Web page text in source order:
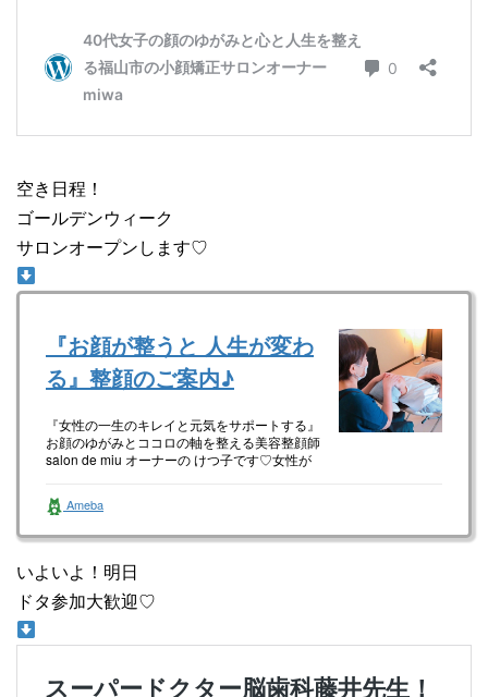
空き日程！
ゴールデンウィーク
サロンオープンします♡
『お顔が整うと 人生が変わ
る』整顔のご案内♪
『女性の一生のキレイと元気をサポートする』
お顔のゆがみとココロの軸を整える美容整顔師
salon de miu オーナーの けつ子です♡女性が
Ameba
いよいよ！明日
ドタ参加大歓迎♡